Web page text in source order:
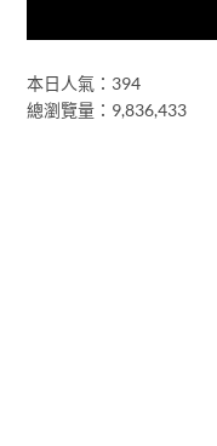
本日人氣：394
總瀏覽量：9,836,433